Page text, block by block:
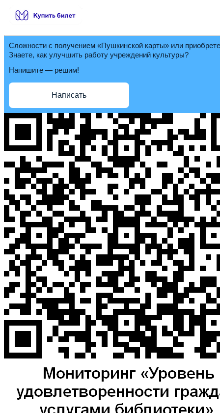
Сложности с получением «Пушкинской карты» или
Знаете, как улучшить работу учреждений культуры?
Напишите — решим!
Написать